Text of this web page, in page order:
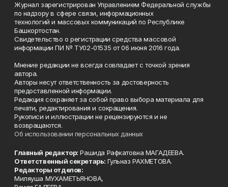
Журнал зарегистрирован Управлением Федеральной службы
по надзору в сфере связи, информационных
технологий и массовых коммуникаций по Республике
Башкортостан.
Свидетельство о регистрации средства массовой
информации ПИ № ТУ02-01535 от 06 июня 2016 года.
Мнение редакции не всегда совпадает с точкой зрения
автора.
Авторы несут ответственность за достоверность
предоставленной информации.
Редакция сохраняет за собой право выбора материала для
печати, редактирования и сокращения.
Рукописи и иллюстрации не рецензируются и не
возвращаются.
Об использовании персональных данных
Главный редактор: Рашида Рафкатовна МАГАДЕЕВА.
Ответственный секретарь: Гульназ РАХМЕТОВА.
Редакторы отделов:
Миляуша МУХАМЕТЬЯНОВА,